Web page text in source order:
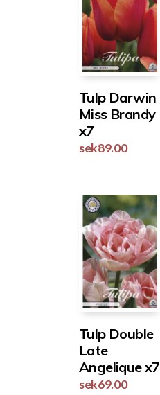
Tulp Darwin
Miss Brandy
x7
sek89.00
Tulp Double
Late
Angelique x7
sek69.00